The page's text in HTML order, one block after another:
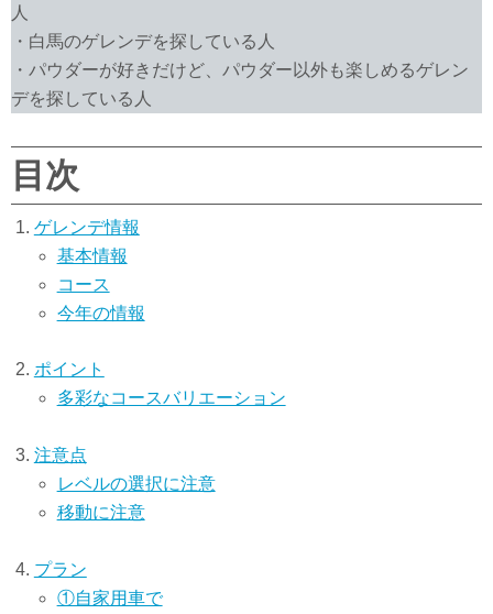
人
・白馬のゲレンデを探している人
・パウダーが好きだけど、パウダー以外も楽しめるゲレン
デを探している人
目次
ゲレンデ情報
基本情報
コース
今年の情報
ポイント
多彩なコースバリエーション
注意点
レベルの選択に注意
移動に注意
プラン
①自家用車で